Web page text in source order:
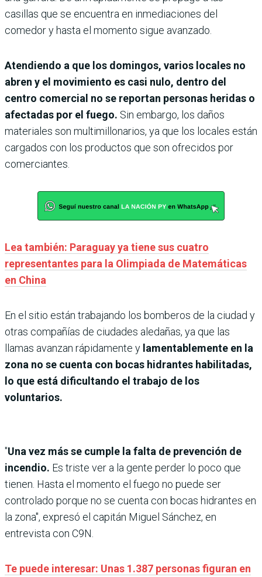
casillas que se encuentra en inmediaciones del
comedor y hasta el momento sigue avanzado.
Atendiendo a que los domingos, varios locales no
abren y el movimiento es casi nulo, dentro del
centro comercial no se reportan personas heridas o
afectadas por el fuego. Sin embargo, los daños
materiales son multimillonarios, ya que los locales están
cargados con los productos que son ofrecidos por
comerciantes.
Lea también: Paraguay ya tiene sus cuatro
representantes para la Olimpiada de Matemáticas
en China
En el sitio están trabajando los bomberos de la ciudad y
otras compañías de ciudades aledañas, ya que las
llamas avanzan rápidamente y lamentablemente en la
zona no se cuenta con bocas hidrantes habilitadas,
lo que está dificultando el trabajo de los
voluntarios.
"Una vez más se cumple la falta de prevención de
incendio. Es triste ver a la gente perder lo poco que
tienen. Hasta el momento el fuego no puede ser
controlado porque no se cuenta con bocas hidrantes en
la zona", expresó el capitán Miguel Sánchez, en
entrevista con C9N.
Te puede interesar: Unas 1.387 personas figuran en